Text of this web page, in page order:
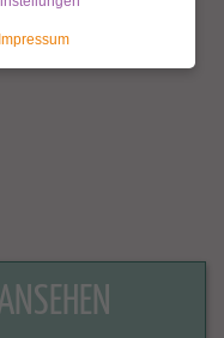
Impressum